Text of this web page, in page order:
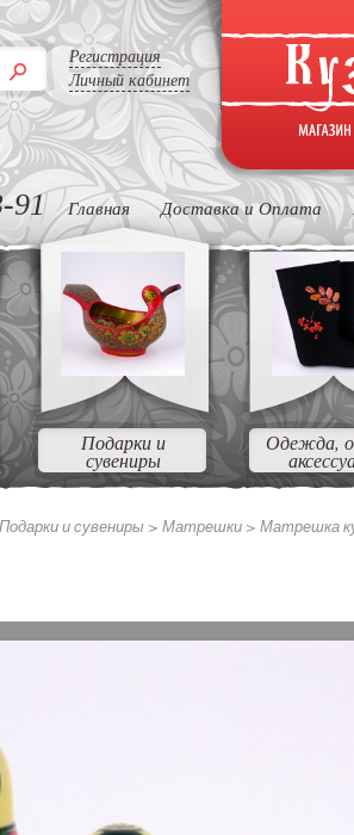
Регистрация
Личный кабинет
91 Главная Доставка и Оплата
Подарки и
сувениры
Одежда,
Подарки и сувениры > Матрешки > Матрешка